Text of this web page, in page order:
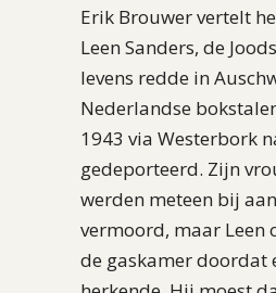
Erik Brouwer vertelt
Leen Sanders, de
levens redde in
Nederlandse
1943 via Westerbork
gedeporteerd. Zijn
werden meteen bij
vermoord, maar Leen
de gaskamer doordat